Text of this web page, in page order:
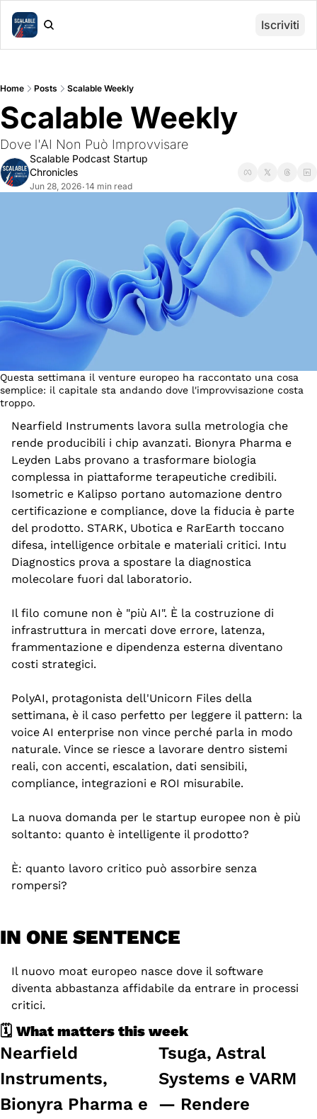
Iscriviti
Home Posts Scalable Weekly
Scalable Weekly
Dove l'AI Non Può Improvvisare
Scalable Podcast Startup
Chronicles
Jun 28, 2026•14 min read
Questa settimana il venture europeo ha raccontato una cosa
semplice: il capitale sta andando dove l'improvvisazione costa
troppo.
Nearfield Instruments lavora sulla metrologia che
rende producibili i chip avanzati. Bionyra Pharma e
Leyden Labs provano a trasformare biologia
complessa in piattaforme terapeutiche credibili.
Isometric e Kalipso portano automazione dentro
certificazione e compliance, dove la fiducia è parte
del prodotto. STARK, Ubotica e RarEarth toccano
difesa, intelligence orbitale e materiali critici. Intu
Diagnostics prova a spostare la diagnostica
molecolare fuori dal laboratorio.
Il filo comune non è "più AI". È la costruzione di
infrastruttura in mercati dove errore, latenza,
frammentazione e dipendenza esterna diventano
costi strategici.
PolyAI, protagonista dell'Unicorn Files della
settimana, è il caso perfetto per leggere il pattern: la
voice AI enterprise non vince perché parla in modo
naturale. Vince se riesce a lavorare dentro sistemi
reali, con accenti, escalation, dati sensibili,
compliance, integrazioni e ROI misurabile.
La nuova domanda per le startup europee non è più
soltanto: quanto è intelligente il prodotto?
È: quanto lavoro critico può assorbire senza
rompersi?
IN ONE SENTENCE
Il nuovo moat europeo nasce dove il software
diventa abbastanza affidabile da entrare in processi
critici.
🗓️ What matters this week
Nearfield
Instruments,
Bionyra Pharma e
Tsuga, Astral
Systems e VARM
— Rendere